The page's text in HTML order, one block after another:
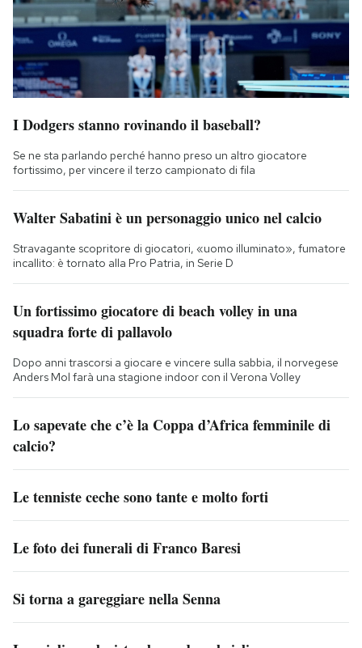
I Dodgers stanno rovinando il baseball?
Se ne sta parlando perché hanno preso un altro giocatore
fortissimo, per vincere il terzo campionato di fila
Walter Sabatini è un personaggio unico nel calcio
Stravagante scopritore di giocatori, «uomo illuminato», fumatore
incallito: è tornato alla Pro Patria, in Serie D
Un fortissimo giocatore di beach volley in una
squadra forte di pallavolo
Dopo anni trascorsi a giocare e vincere sulla sabbia, il norvegese
Anders Mol farà una stagione indoor con il Verona Volley
Lo sapevate che c’è la Coppa d’Africa femminile di
calcio?
Le tenniste ceche sono tante e molto forti
Le foto dei funerali di Franco Baresi
Si torna a gareggiare nella Senna